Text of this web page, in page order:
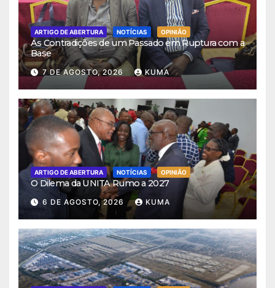
ARTIGO DE ABERTURA NOTÍCIAS OPINIÃO
As Contradições de um Passado em Ruptura com a
Base
7 DE AGOSTO, 2026 KUMA
ARTIGO DE ABERTURA NOTÍCIAS OPINIÃO
O Dilema da UNITA Rumo a 2027
6 DE AGOSTO, 2026 KUMA